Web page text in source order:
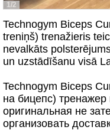
1/2
Technogym Biceps
treniņš) trenažieris
nevalkāts
un uzstādīšanu visā
Technogym Biceps
на бицепс)
оригинальная не
организовать